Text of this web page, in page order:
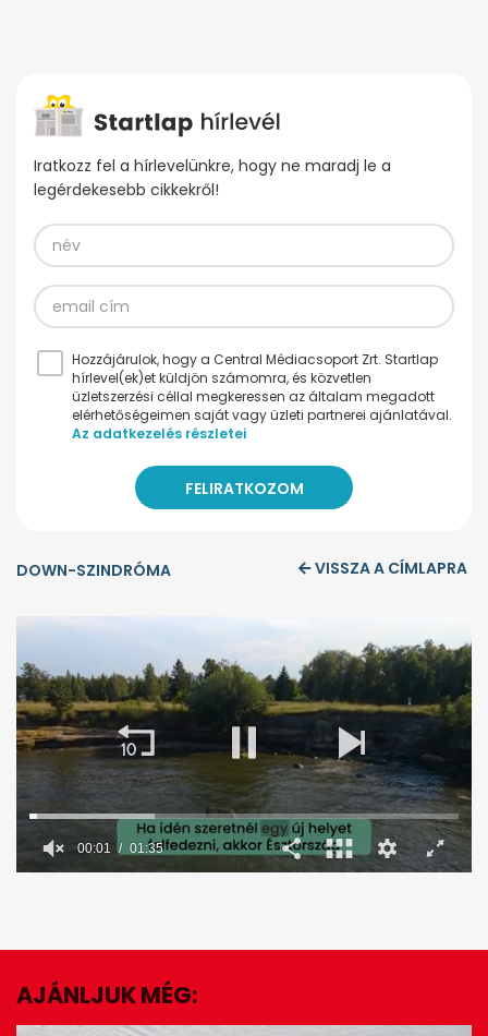
Iratkozz fel a hírlevelünkre, hogy ne maradj le a
legérdekesebb cikkekről!
Hozzájárulok, hogy a Central Médiacsoport Zrt. Startlap
hírlevel(ek)et küldjön számomra, és közvetlen
üzletszerzési céllal megkeressen az általam megadott
elérhetőségeimen saját vagy üzleti partnerei ajánlatával.
Az adatkezelés részletei
DOWN-SZINDRÓMA VISSZA A CÍMLAPRA
minute,
seconds
00:02 01:35
EZ IS ÉRDEKELHET
AJÁNLJUK MÉG: